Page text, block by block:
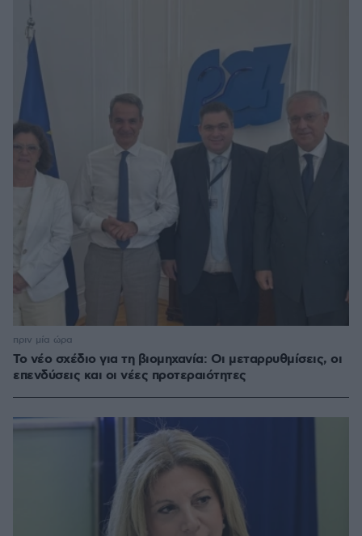
Το νέο σχέδιο για τη βιομηχανία: Οι μεταρρυθμίσεις, οι
επενδύσεις και οι νέες προτεραιότητες
πριν μία ώρα